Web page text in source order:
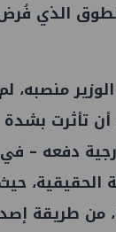
الذي فُرض
منصبه،
تأثرت بشدة
دفعه –
من طريقة